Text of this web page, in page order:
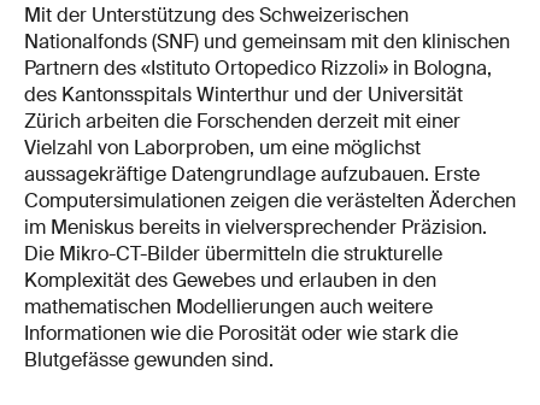
Mit der Unterstützung des Schweizerischen
Nationalfonds (SNF) und gemeinsam mit den klinischen
Partnern des «Istituto Ortopedico Rizzoli» in Bologna,
des Kantonsspitals Winterthur und der Universität
Zürich arbeiten die Forschenden derzeit mit einer
Vielzahl von Laborproben, um eine möglichst
aussagekräftige Datengrundlage aufzubauen. Erste
Computersimulationen zeigen die verästelten Äderchen
im Meniskus bereits in vielversprechender Präzision.
Die Mikro-CT-Bilder übermitteln die strukturelle
Komplexität des Gewebes und erlauben in den
mathematischen Modellierungen auch weitere
Informationen wie die Porosität oder wie stark die
Blutgefässe gewunden sind.